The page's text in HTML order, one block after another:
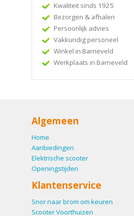
Kwaliteit sinds 1925
Bezorgen & afhalen
Persoonlijk advies
Vakkundig personeel
Winkel in Barneveld
Werkplaats in Barneveld
Algemeen
Home
Aanbiedingen
Elektrische scooter
Openingstijden
Klantenservice
Snor naar brom om keuren
Scooter Voorthuizen